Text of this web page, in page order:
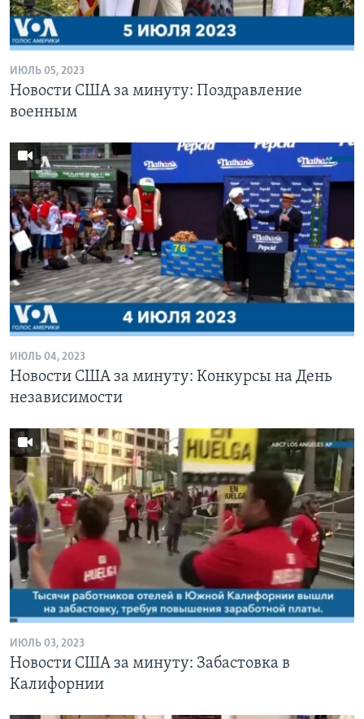
Learning English
СОЦИАЛЬНЫЕ СЕТИ
Языки
ИЮЛЬ 05, 2023
Новости США за минуту: Поздравление
военным
ИЮЛЬ 04, 2023
Новости США за минуту: Конкурсы на День
независимости
ИЮЛЬ 03, 2023
Новости США за минуту: Забастовка в
Калифорнии